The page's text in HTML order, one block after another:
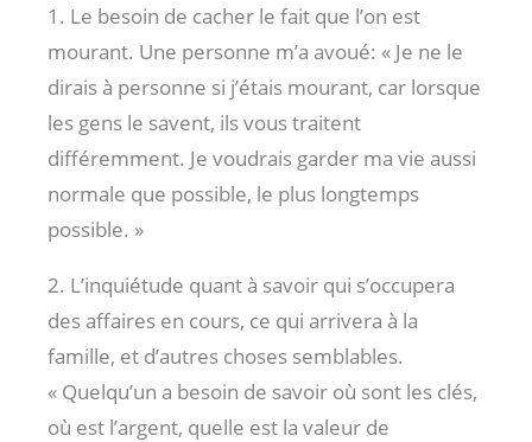
1. Le besoin de cacher le fait que l’on est
mourant. Une personne m’a avoué: « Je ne le
dirais à personne si j’étais mourant, car lorsque
les gens le savent, ils vous traitent
différemment. Je voudrais garder ma vie aussi
normale que possible, le plus longtemps
possible. »
2. L’inquiétude quant à savoir qui s’occupera
des affaires en cours, ce qui arrivera à la
famille, et d’autres choses semblables.
« Quelqu’un a besoin de savoir où sont les clés,
où est l’argent, quelle est la valeur de